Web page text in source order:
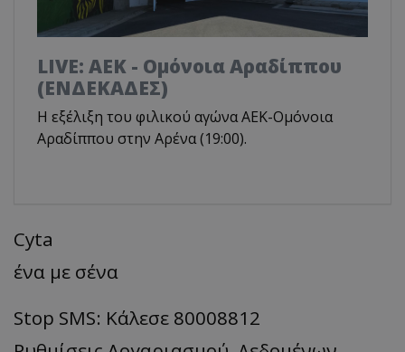
LIVE: ΑΕΚ - Ομόνοια Αραδίππου
(ΕΝΔΕΚΑΔΕΣ)
Η εξέλιξη του φιλικού αγώνα ΑΕΚ-Ομόνοια
Αραδίππου στην Αρένα (19:00).
Cyta
ένα με σένα
Stop SMS: Κάλεσε 80008812